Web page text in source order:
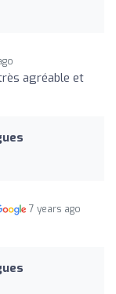
agréable et
7 years ago